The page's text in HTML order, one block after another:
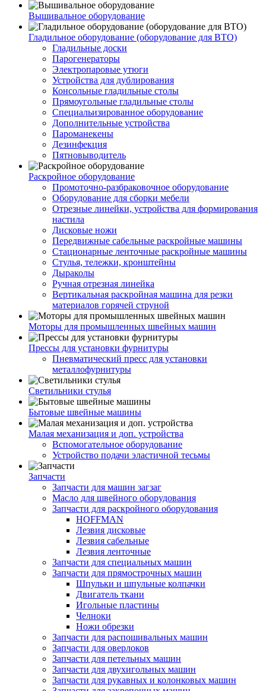
Вышивальное оборудование
Гладильное оборудование (оборудование для ВТО)
Гладильные доски
Парогенераторы
Электропаровые утюги
Устройства для дублирования
Консольные гладильные столы
Прямоугольные гладильные столы
Специальизированное оборудование
Дополнительные устройства
Пароманекены
Дезинфекция
Пятновыводитель
Раскройное оборудование
Промоточно-разбраковочное оборудование
Оборудование для сборки мебели
Отрезные линейки, устройства для формирования
настила
Дисковые ножи
Передвижные сабельные раскройные машины
Стационарные ленточные раскройные машины
Стулья, тележки, кронштейны
Дыраколы
Ручная отрезная линейка
Вертикальная раскройная машина для резки
материалов горячей струной
Моторы для промышленных швейных машин
Прессы для установки фурнитуры
Пневматический пресс для установки
металлофурнитуры
Светильники стулья
Бытовые швейные машины
Малая механизация и доп. устройства
Вспомогательное оборудование
Устройство подачи эластичной тесьмы
Запчасти
Запчасти для машин загзаг
Масло для швейного оборудования
Запчасти для раскройного оборудования
HOFFMAN
Лезвия дисковые
Лезвия сабельные
Лезвия ленточные
Запчасти для специальных машин
Запчасти для прямострочных машин
Шпульки и шпульные колпачки
Двигатель ткани
Игольные пластины
Челноки
Ножи обрезки
Запчасти для распошивальных машин
Запчасти для оверлоков
Запчасти для петельных машин
Запчасти для двухигольных машин
Запчасти для рукавных и колонковых машин